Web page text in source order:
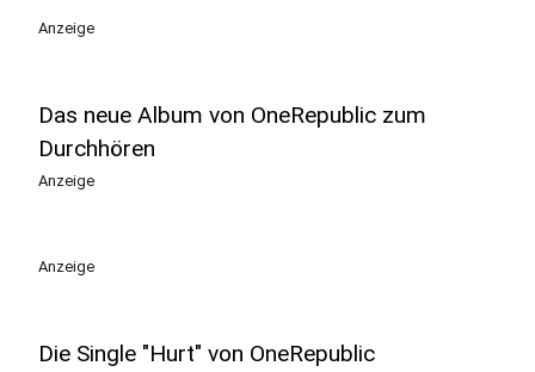
Anzeige
Das neue Album von OneRepublic zum
Durchhören
Anzeige
Anzeige
Die Single "Hurt" von OneRepublic